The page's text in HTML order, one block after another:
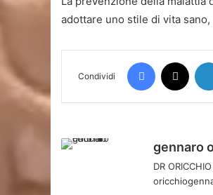
adottare uno stile di vita
Condividi
Facebook
gennaro
DR